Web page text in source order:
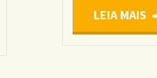
LEIA MAIS